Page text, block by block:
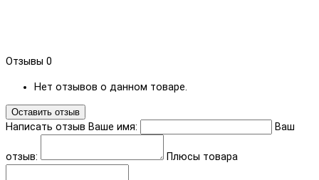
Отзывы 0
Нет отзывов о данном товаре.
Оставить отзыв
Написать отзыв Ваше имя: Ваш
отзыв: Плюсы товара